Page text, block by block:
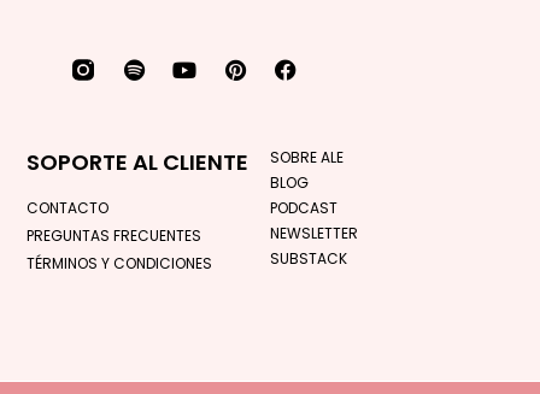
SOBRE ALE
BLOG
PODCAST
NEWSLETTER
SUBSTACK
SOPORTE AL CLIENTE
CONTACTO
PREGUNTAS FRECUENTES
TÉRMINOS Y CONDICIONES